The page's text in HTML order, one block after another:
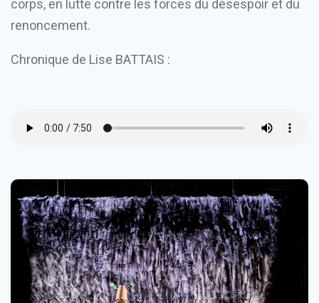
corps, en lutte contre les forces du désespoir et du
renoncement.
Chronique de Lise BATTAIS :